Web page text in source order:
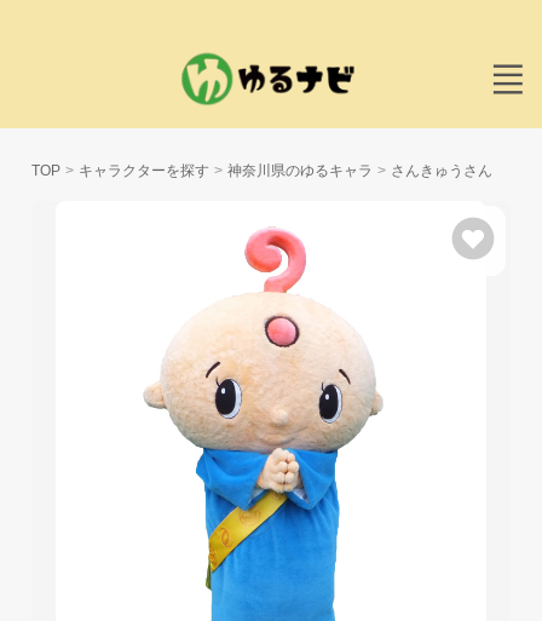
TOP キャラクターを探す 神奈川県のゆるキャラ さんきゅうさん